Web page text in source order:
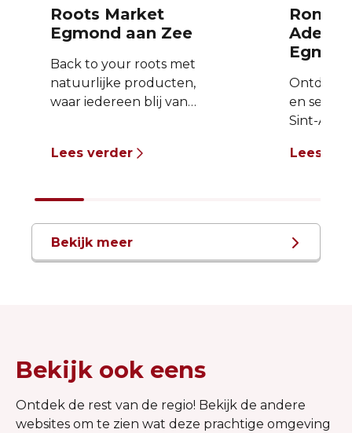
Roots Market
Egmond aan Zee
Back to your roots met
natuurlijke producten,
waar iedereen blij van
zonder zooi,
keuken, kleurrijke
herkomst,
handgemaakte
tuin en nog veel meer!
Een uitje voor iedereen,
vol met inspiratie,
kinderactiviteiten &
Lees verder
Ontdek
en
Sint-
het
Lees
Bekijk meer
Bekijk ook eens
Ontdek de rest van de regio! Bekijk de andere
websites om te zien wat deze prachtige omgeving